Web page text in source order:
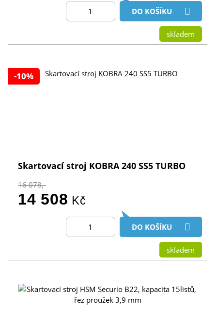
DO KOŠÍKU
skladem
-10%
Skartovací stroj KOBRA 240 SS5 TURBO
16 078,-
14 508 Kč
DO KOŠÍKU
skladem